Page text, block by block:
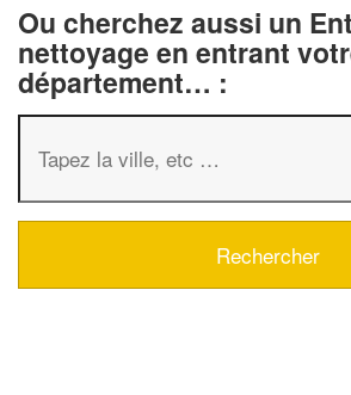
Ou cherchez aussi un
nettoyage en entrant
département… :